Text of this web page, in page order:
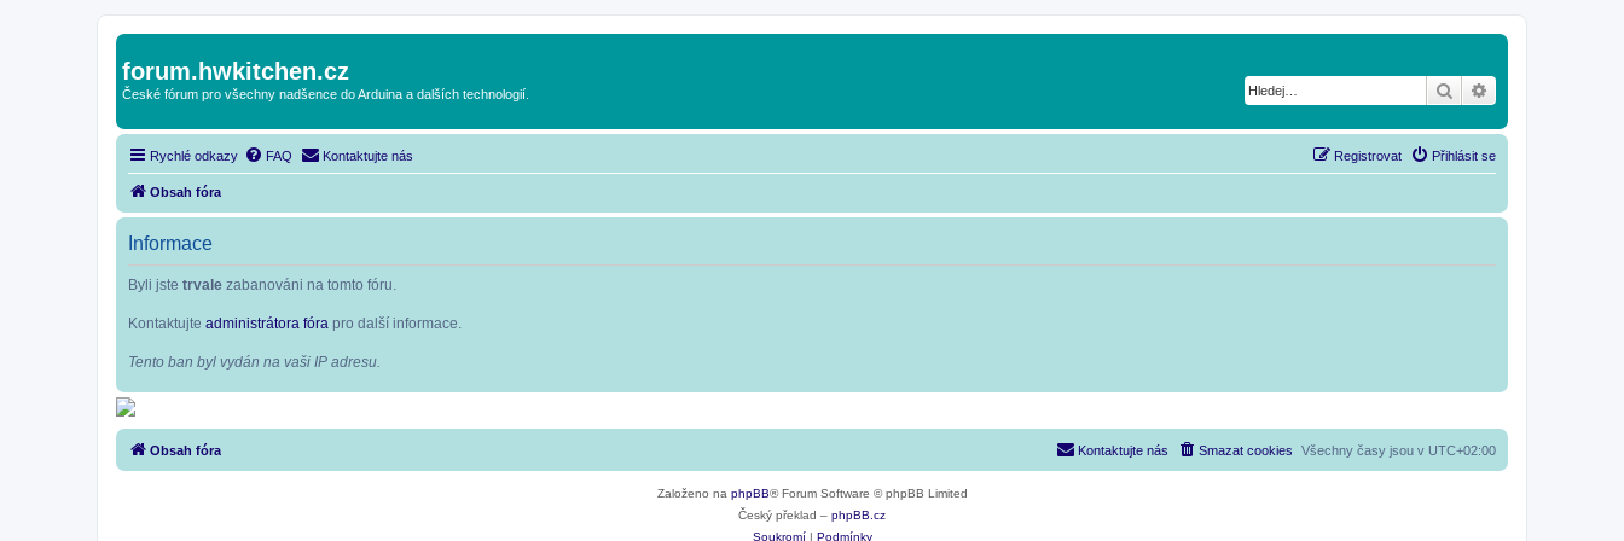
forum.hwkitchen.cz
České fórum pro všechny nadšence do Arduina a dalších technologií. Hledat
Rychlé odkazy FAQ Kontaktujte nás Přihlásit se
Registrovat
Obsah fóra
Informace
Byli jste trvale zabanováni na tomto fóru.
Kontaktujte administrátora fóra pro další informace.
Tento ban byl vydán na vaši IP adresu.
Obsah fóra Všechny časy jsou v UTC+02:00
Smazat cookies
Kontaktujte nás
Založeno na phpBB® Forum Software © phpBB Limited
Český překlad – phpBB.cz
Soukromí| Podmínky